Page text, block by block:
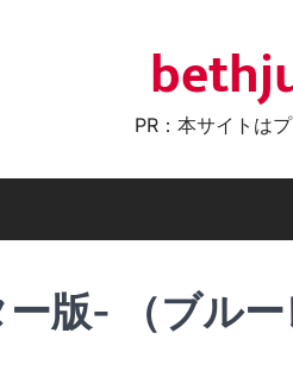
PR：本サイトは
版- （ブルー